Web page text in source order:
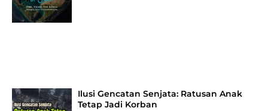
Ilusi Gencatan Senjata: Ratusan Anak
Tetap Jadi Korban